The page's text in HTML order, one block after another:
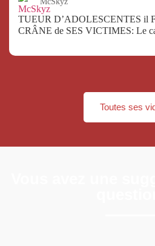
TUEUR D’ADOLESCENTES il
CRÂNE de SES VICTIMES: Le
Toutes ses